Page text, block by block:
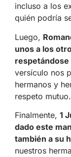
incluso a los
quién podría
Luego,
unos a los
versículo nos
hermanos y
respeto mutuo.
Finalmente, 1
dado este
también a su
nuestros